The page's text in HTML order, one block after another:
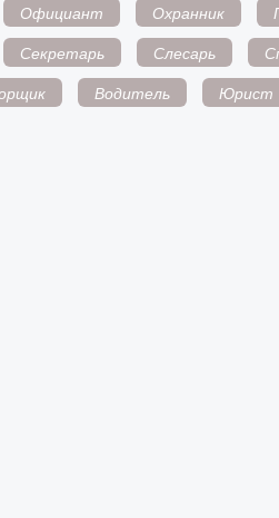
Официант Охранник
Секретарь Слесарь
Водитель Юрист